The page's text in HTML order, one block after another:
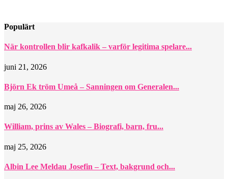
Populärt
När kontrollen blir kafkalik – varför legitima spelare...
juni 21, 2026
Björn Ek tröm Umeå – Sanningen om Generalen...
maj 26, 2026
William, prins av Wales – Biografi, barn, fru...
maj 25, 2026
Albin Lee Meldau Josefin – Text, bakgrund och...